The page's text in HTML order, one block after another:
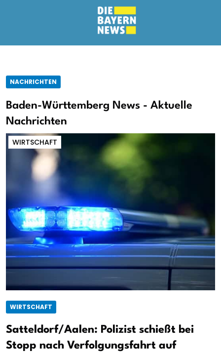
NACHRICHTEN
Baden-Württemberg News - Aktuelle
Nachrichten
WIRTSCHAFT
WIRTSCHAFT
Satteldorf/Aalen: Polizist schießt bei
Stopp nach Verfolgungsfahrt auf